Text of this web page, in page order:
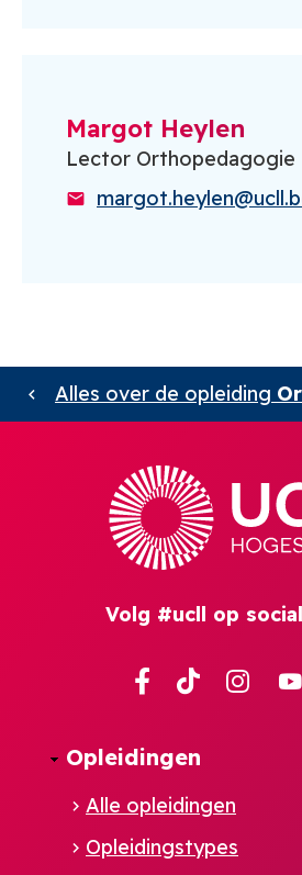
Margot Heylen
Lector Orthopedagogie
Alles over de opleiding
Volg #ucll op
Facebook
TikTok
Opleidingen
Alle opleidingen
Opleidingstypes